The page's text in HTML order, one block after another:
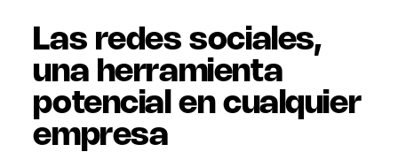
Las redes sociales,
una herramienta
potencial en cualquier
empresa